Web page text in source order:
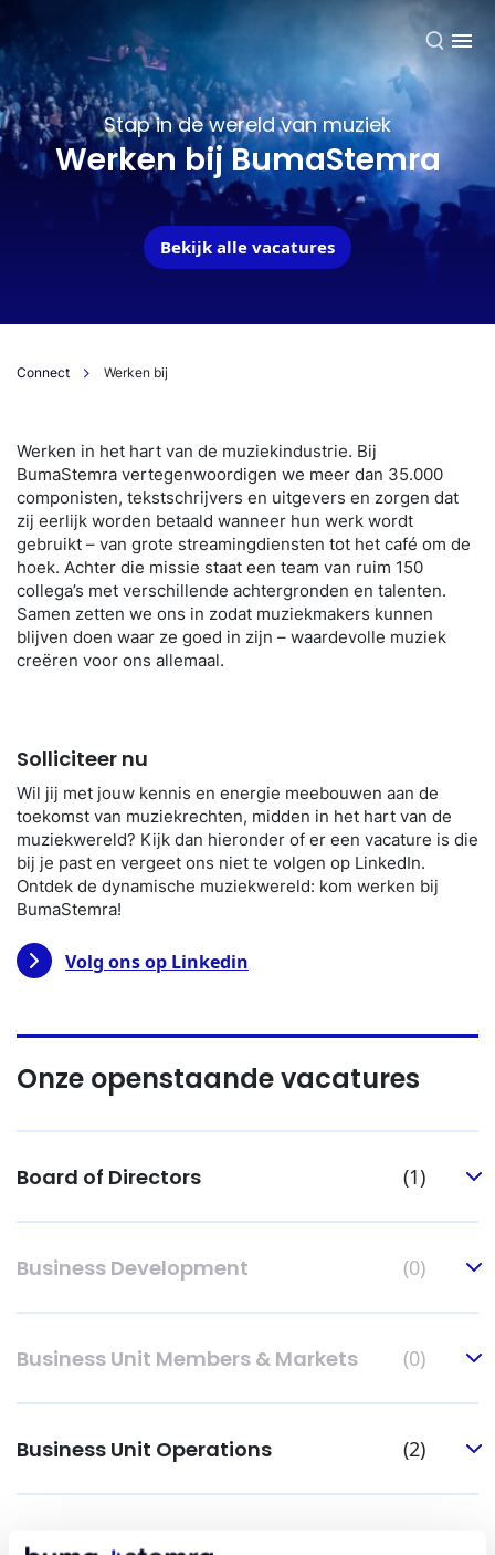
NL
Werken bij BumaStemra
Stap in de wereld van muziek
Bekijk alle vacatures
Connect Werken bij
Werken in het hart van de muziekindustrie. Bij
BumaStemra vertegenwoordigen we meer dan 35.000
componisten, tekstschrijvers en uitgevers en zorgen dat
zij eerlijk worden betaald wanneer hun werk wordt
gebruikt – van grote streamingdiensten tot het café om de
hoek. Achter die missie staat een team van ruim 150
collega’s met verschillende achtergronden en talenten.
Samen zetten we ons in zodat muziekmakers kunnen
blijven doen waar ze goed in zijn – waardevolle muziek
creëren voor ons allemaal.
Solliciteer nu
Wil jij met jouw kennis en energie meebouwen aan de
toekomst van muziekrechten, midden in het hart van de
muziekwereld? Kijk dan hieronder of er een vacature is die
bij je past en vergeet ons niet te volgen op LinkedIn.
Ontdek de dynamische muziekwereld: kom werken bij
BumaStemra!
Volg ons op Linkedin
Onze openstaande vacatures
Board of Directors (1)
Business Development (0)
Business Unit Members & Markets (0)
Business Unit Operations (2)
Finance